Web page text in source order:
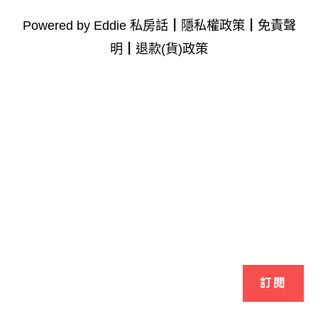
Powered by Eddie 私房話┃ 隱私權政策┃ 免責聲
明
退款(貨)政策
訂閱